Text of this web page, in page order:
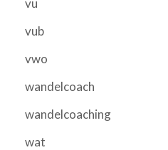
vub
vwo
wandelcoach
wandelcoaching
wat